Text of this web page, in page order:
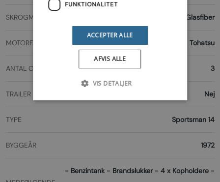
SKROGMATERIALE Glasfiber
MOTORFABRIKAT Tohatsu
ANTAL CYLINDRE 3
TRAILER Nej
TYPE Sportsman 14
BYGGEÅR 1972
- Benzintank - Brandslukker - 4 x Kopholdere -
FUNKTIONALITET
ACCEPTER ALLE
AFVIS ALLE
VIS DETALJER